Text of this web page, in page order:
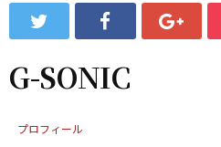
ッ
フ
ォ
ム
G-SONIC
プロフィール